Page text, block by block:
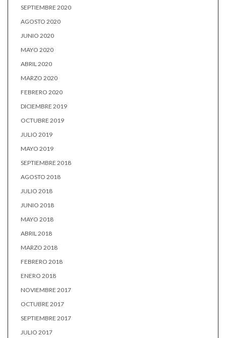
SEPTIEMBRE 2020
AGOSTO 2020
JUNIO 2020
MAYO 2020
ABRIL 2020
MARZO 2020
FEBRERO 2020
DICIEMBRE 2019
OCTUBRE 2019
JULIO 2019
MAYO 2019
SEPTIEMBRE 2018
AGOSTO 2018
JULIO 2018
JUNIO 2018
MAYO 2018
ABRIL 2018
MARZO 2018
FEBRERO 2018
ENERO 2018
NOVIEMBRE 2017
OCTUBRE 2017
SEPTIEMBRE 2017
JULIO 2017